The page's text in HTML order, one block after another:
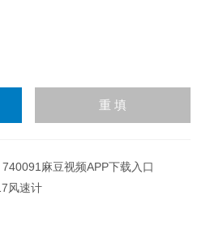
麻豆视频APP下载入口
风速计